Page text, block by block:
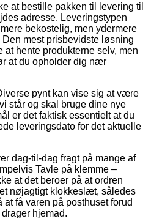
at bestille pakken til levering til
adresse. Leveringstypen
bekostelig, men ydermere
mest prisbevidste løsning
hente produkterne selv, men
at du opholder dig nær
pynt kan vise sig at være
står og skal bruge dine nye
er det faktisk essentielt at du
leveringsdato for det aktuelle
dag-til-dag fragt på mange af
Tavle på klemme –
at det beroer på at ordren
nøjagtigt klokkeslæt, således
få varen på posthuset forud
hjemad.